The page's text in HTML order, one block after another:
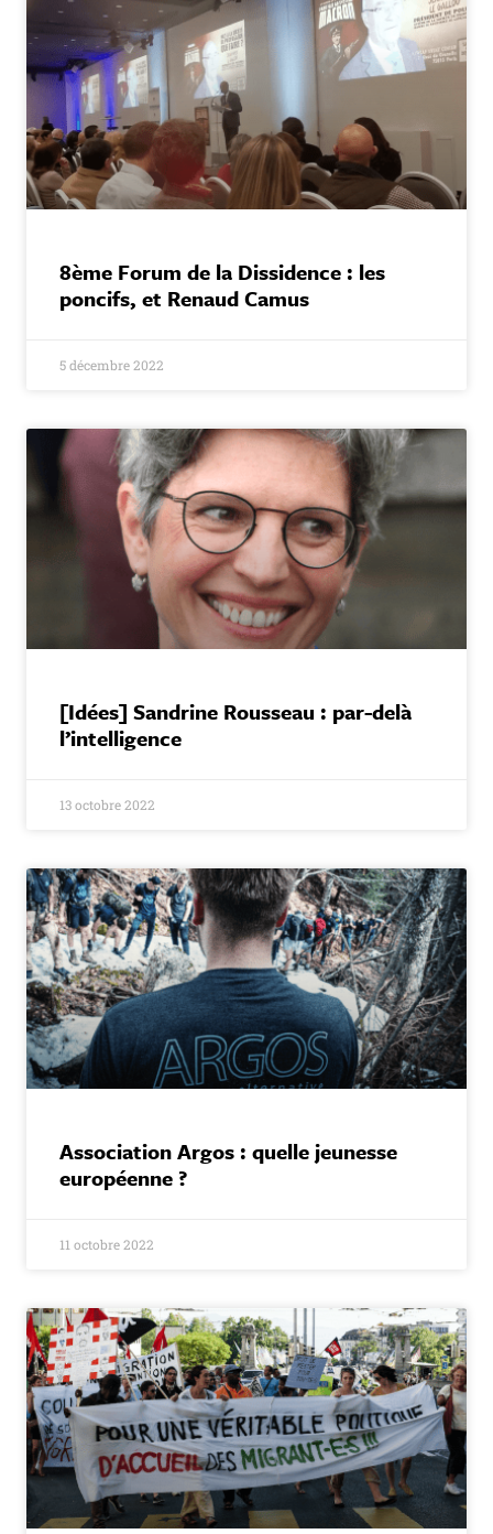
8ème Forum de la Dissidence : les
poncifs, et Renaud Camus
5 décembre 2022
[Idées] Sandrine Rousseau : par-delà
l’intelligence
13 octobre 2022
Association Argos : quelle jeunesse
européenne ?
11 octobre 2022